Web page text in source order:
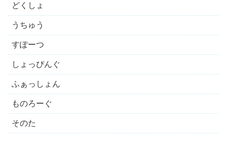
どくしょ
うちゅう
すぽーつ
しょっぴんぐ
ふぁっしょん
ものろーぐ
そのた